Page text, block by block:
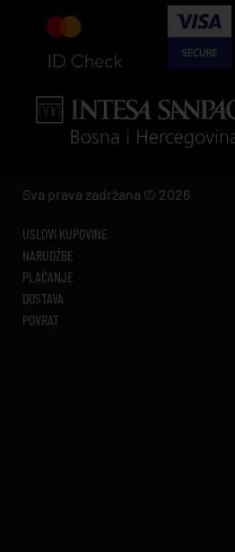
Sva prava zadržana © 2026
USLOVI KUPOVINE
NARUDŽBE
PLAĆANJE
DOSTAVA
POVRAT